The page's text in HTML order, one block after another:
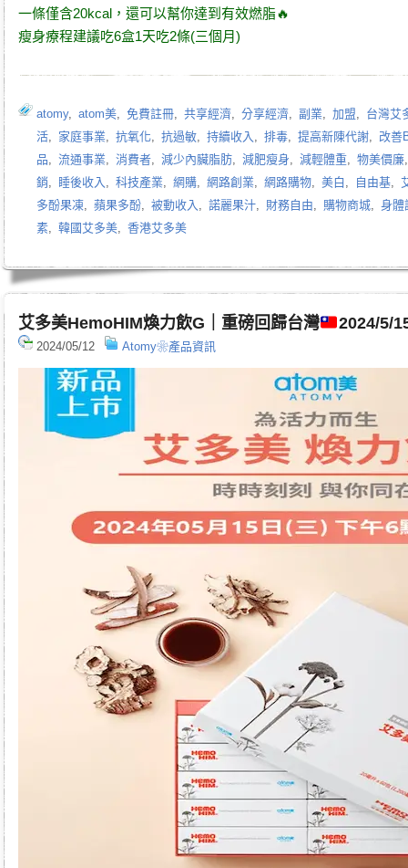
一條僅含20kcal，還可以幫你達到有效燃脂🔥
瘦身療程建議吃6盒1天吃2條(三個月)
atomy, atom美, 免費註冊, 共享經濟, 分享經濟, 副業, 加盟, 台灣艾
活, 家庭事業, 抗氧化, 抗過敏, 持續收入 , 排毒, 提高新陳代謝, 改善
品, 流通事業, 消費者, 減少內臟脂肪, 減肥瘦身, 減輕體重, 物美價廉
銷, 睡後收入 , 科技產業, 網購, 網路創業, 網路購物, 美白, 自由基,
多酚果凍, 蘋果多酚, 被動收入 , 諾麗果汁, 財務自由, 購物商城, 身體
素, 韓國艾多美, 香港艾多美
艾多美HemoHIM煥力飲G｜重磅回歸台灣 2024/5/
2024/05/12 Atomy❀產品資訊